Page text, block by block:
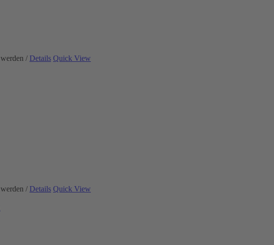
/ Details Quick View
/ Details Quick View